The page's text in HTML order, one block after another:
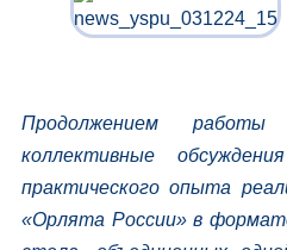
Продолжением работы
коллективные
практического опыта
«Орлята России» в